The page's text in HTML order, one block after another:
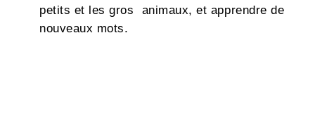
petits et les gros animaux, et apprendre de
nouveaux mots.